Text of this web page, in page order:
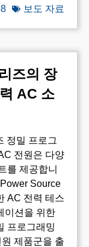
보도 자료
즈의 장
AC 소
정밀 프로그
전원은 다양
를 제공합니
Source
AC 전력 테스
이션을 위한
프로그래밍
제품군을 출